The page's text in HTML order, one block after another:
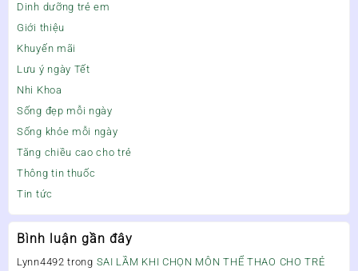
Dinh dưỡng trẻ em
Giới thiệu
Khuyến mãi
Lưu ý ngày Tết
Nhi Khoa
Sống đẹp mỗi ngày
Sống khỏe mỗi ngày
Tăng chiều cao cho trẻ
Thông tin thuốc
Tin tức
Bình luận gần đây
Lynn4492 trong SAI LẦM KHI CHỌN MÔN THỂ THAO CHO TRẺ